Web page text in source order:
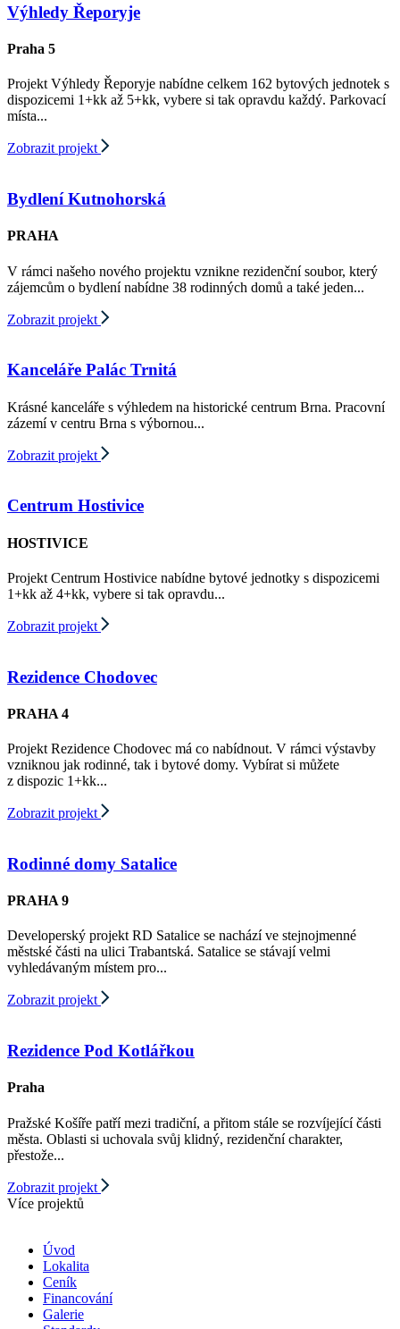
Výhledy Řeporyje
Praha 5
Projekt Výhledy Řeporyje nabídne celkem 162 bytových jednotek s
dispozicemi 1+kk až 5+kk, vybere si tak opravdu každý. Parkovací
místa...
Zobrazit projekt
Bydlení Kutnohorská
PRAHA
V rámci našeho nového projektu vznikne rezidenční soubor, který
zájemcům o bydlení nabídne 38 rodinných domů a také jeden...
Zobrazit projekt
Kanceláře Palác Trnitá
Krásné kanceláře s výhledem na historické centrum Brna. Pracovní
zázemí v centru Brna s výbornou...
Zobrazit projekt
Centrum Hostivice
HOSTIVICE
Projekt Centrum Hostivice nabídne bytové jednotky s dispozicemi
1+kk až 4+kk, vybere si tak opravdu...
Zobrazit projekt
Rezidence Chodovec
PRAHA 4
Projekt Rezidence Chodovec má co nabídnout. V rámci výstavby
vzniknou jak rodinné, tak i bytové domy. Vybírat si můžete
z dispozic 1+kk...
Zobrazit projekt
Rodinné domy Satalice
PRAHA 9
Developerský projekt RD Satalice se nachází ve stejnojmenné
městské části na ulici Trabantská. Satalice se stávají velmi
vyhledávaným místem pro...
Zobrazit projekt
Rezidence Pod Kotlářkou
Praha
Pražské Košíře patří mezi tradiční, a přitom stále se rozvíjející části
města. Oblasti si uchovala svůj klidný, rezidenční charakter,
přestože...
Zobrazit projekt
Více projektů
Úvod
Lokalita
Ceník
Financování
Galerie